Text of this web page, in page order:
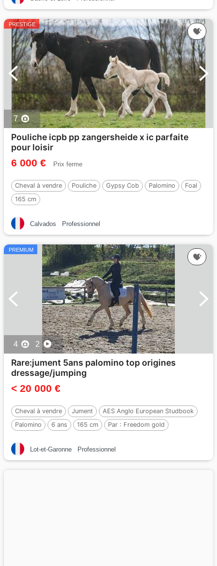
PRESTIGE
7
Pouliche icpb pp zangersheide x ic parfaite
pour loisir
6 000 € Prix ferme
Cheval à vendre Pouliche Gypsy Cob Palomino
Foal
165 cm
Calvados Professionnel
PREMIUM
4 2
Rare:jument 5ans palomino top origines
dressage/jumping
< 20 000 €
Cheval à vendre Jument
AES Anglo European Studbook
Palomino
6 ans 165 cm Par : Freedom gold
Lot-et-Garonne Professionnel